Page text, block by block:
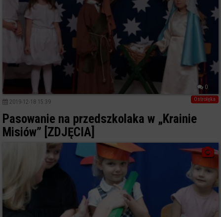
0
Ostrołęka
2019-12-18 15:39
Pasowanie na przedszkolaka w „Krainie
Misiów” [ZDJĘCIA]